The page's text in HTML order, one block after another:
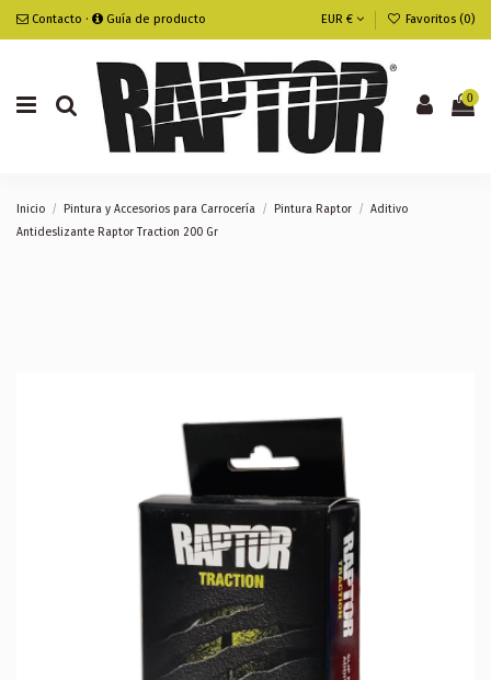
Contacto · Guía de producto EUR € Favoritos (0)
0
Inicio Pintura y Accesorios para Carrocería Pintura Raptor
Aditivo
Antideslizante Raptor Traction 200 Gr